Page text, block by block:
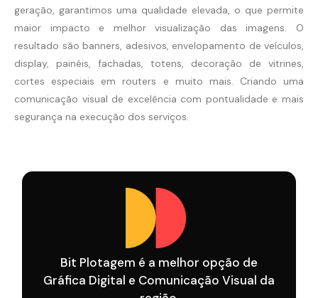
geração, garantimos uma qualidade elevada, o que permite
maior impacto e melhor visualização das imagens. O
resultado são banners, adesivos, envelopamento de veículos,
display, painéis, fachadas, totens, decoração de vitrines,
cortes especiais em routers e muito mais. Criando uma
comunicação visual de excelência com pontualidade e mais
segurança na execução dos serviços.
Bit Plotagem é a melhor opção de
Gráfica Digital e Comunicação Visual da